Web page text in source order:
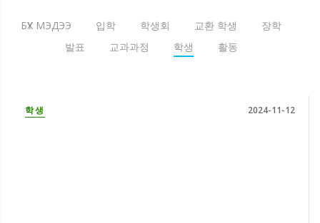
БҮХ МЭДЭЭ 입학 학생회 교환 학생
장학
발표
교과과정 학생 활동
학생 2024-11-12